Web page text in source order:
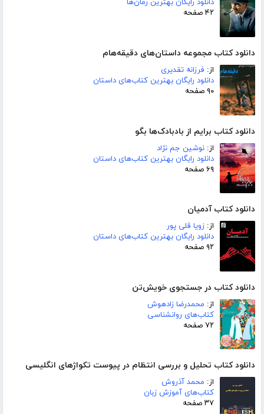
دانلود رایگان بهترین رمان‌ها
۴۲ صفحه
دانلود کتاب مجموعه داستان‌های دقیقه‌هام
از: فرزانه تقدیری
دانلود رایگان بهترین کتاب‌های داستان
۹۰ صفحه
دانلود کتاب برایم از بادبادک‌ها بگو
از: نوشین جم نژاد
دانلود رایگان بهترین کتاب‌های داستان
۶۹ صفحه
دانلود کتاب آدمیان
از: زویا قلی پور
دانلود رایگان بهترین کتاب‌های داستان
۹۲ صفحه
دانلود کتاب در جستجوی خویش‌تن
از: محمدرضا زادهوش
کتاب‌های روانشناسی
۷۲ صفحه
دانلود کتاب تحلیل و بررسی انتظام در پیوست تکواژهای انگلیسی
از: محمد آذروش
کتاب‌های آموزش زبان
۳۷ صفحه